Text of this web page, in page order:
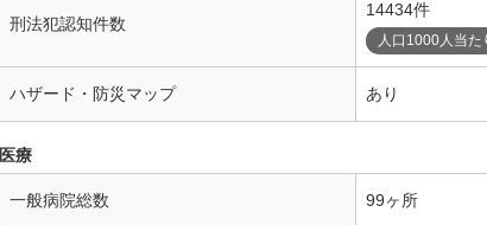
刑法犯認知件数
14434件
人口1000人当た
ハザード・防災マップ あり
医療
一般病院総数 99ヶ所